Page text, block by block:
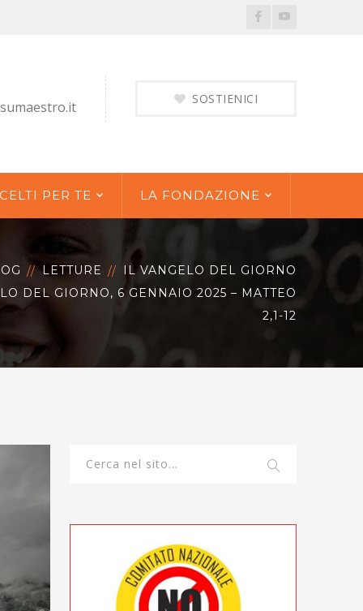
FacebookYoutube
SOSTIENICI
PER TE LA FONDAZIONE
LETTURE
IL VANGELO DEL GIORNO
DEL GIORNO, 6 GENNAIO 2025 – MATTEO
2,1-12